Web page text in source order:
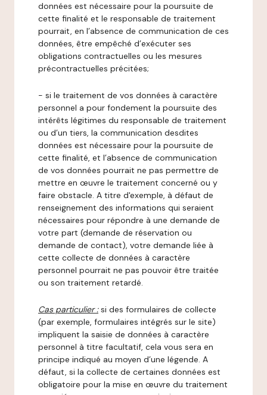
données est nécessaire pour la poursuite de
cette finalité et le responsable de traitement
pourrait, en l’absence de communication de ces
données, être empêché d’exécuter ses
obligations contractuelles ou les mesures
précontractuelles précitées;
- si le traitement de vos données à caractère
personnel a pour fondement la poursuite des
intérêts légitimes du responsable de traitement
ou d’un tiers, la communication desdites
données est nécessaire pour la poursuite de
cette finalité, et l’absence de communication
de vos données pourrait ne pas permettre de
mettre en œuvre le traitement concerné ou y
faire obstacle. A titre d'exemple, à défaut de
renseignement des informations qui seraient
nécessaires pour répondre à une demande de
votre part (demande de réservation ou
demande de contact), votre demande liée à
cette collecte de données à caractère
personnel pourrait ne pas pouvoir être traitée
ou son traitement retardé.
Cas particulier : si des formulaires de collecte
(par exemple, formulaires intégrés sur le site)
impliquent la saisie de données à caractère
personnel à titre facultatif, cela vous sera en
principe indiqué au moyen d’une légende. A
défaut, si la collecte de certaines données est
obligatoire pour la mise en œuvre du traitement